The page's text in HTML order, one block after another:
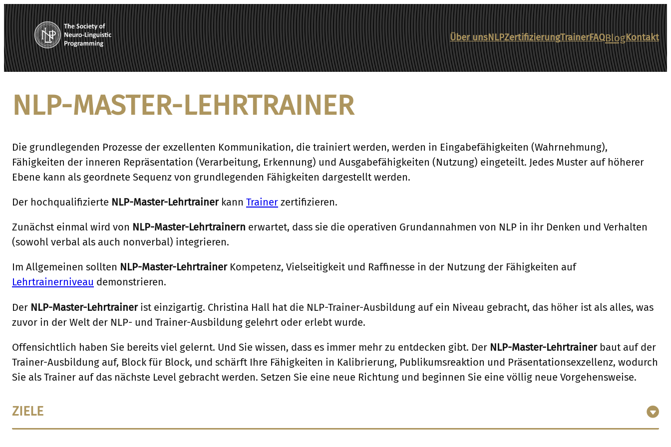
Zum
springen
Über unsNLPZertifizierungTrainerFAQBlogKontakt
NLP-MASTER-LEHRTRAINER
Die grundlegenden Prozesse der exzellenten Kommunikation, die trainiert werden, werden in Eingabefähigkeiten (Wahrnehmung),
Fähigkeiten der inneren Repräsentation (Verarbeitung, Erkennung) und Ausgabefähigkeiten (Nutzung) eingeteilt. Jedes Muster auf höherer
Ebene kann als geordnete Sequenz von grundlegenden Fähigkeiten dargestellt werden.
Der hochqualifizierte NLP-Master-Lehrtrainerkann Trainer zertifizieren.
Zunächst einmal wird von NLP-Master-Lehrtrainern erwartet, dass sie die operativen Grundannahmen von NLP in ihr Denken und Verhalten
(sowohl verbal als auch nonverbal) integrieren.
Im Allgemeinen sollten NLP-Master-LehrtrainerKompetenz, Vielseitigkeit und Raffinesse in der Nutzung der Fähigkeiten auf
Lehrtrainerniveau demonstrieren.
Der NLP-Master-Lehrtrainerist einzigartig. Christina Hall hat die NLP-Trainer-Ausbildung auf ein Niveau gebracht, das höher ist als alles, was
zuvor in der Welt der NLP- und Trainer-Ausbildung gelehrt oder erlebt wurde.
Offensichtlich haben Sie bereits viel gelernt. Und Sie wissen, dass es immer mehr zu entdecken gibt. Der NLP-Master-Lehrtrainerbaut auf der
Trainer-Ausbildung auf, Block für Block, und schärft Ihre Fähigkeiten in Kalibrierung, Publikumsreaktion und Präsentationsexzellenz, wodurch
Sie als Trainer auf das nächste Level gebracht werden. Setzen Sie eine neue Richtung und beginnen Sie eine völlig neue Vorgehensweise.
ZIELE